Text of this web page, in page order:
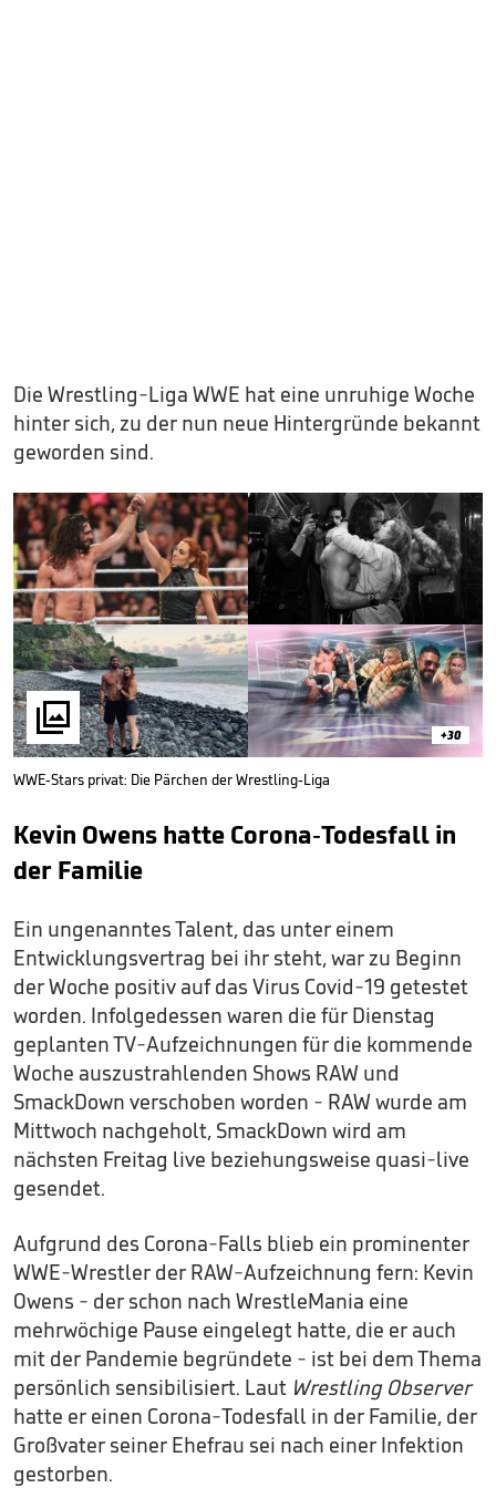
Die Wrestling-Liga WWE hat eine unruhige Woche
hinter sich, zu der nun neue Hintergründe bekannt
geworden sind.
 +30
WWE-Stars privat: Die Pärchen der Wrestling-Liga
Kevin Owens hatte Corona-Todesfall in
der Familie
Ein ungenanntes Talent, das unter einem
Entwicklungsvertrag bei ihr steht, war zu Beginn
der Woche positiv auf das Virus Covid-19 getestet
worden. Infolgedessen waren die für Dienstag
geplanten TV-Aufzeichnungen für die kommende
Woche auszustrahlenden Shows RAW und
SmackDown verschoben worden - RAW wurde am
Mittwoch nachgeholt, SmackDown wird am
nächsten Freitag live beziehungsweise quasi-live
gesendet.
Aufgrund des Corona-Falls blieb ein prominenter
WWE-Wrestler der RAW-Aufzeichnung fern: Kevin
Owens - der schon nach WrestleMania eine
mehrwöchige Pause eingelegt hatte, die er auch
mit der Pandemie begründete - ist bei dem Thema
persönlich sensibilisiert. Laut Wrestling Observer
hatte er einen Corona-Todesfall in der Familie, der
Großvater seiner Ehefrau sei nach einer Infektion
gestorben.